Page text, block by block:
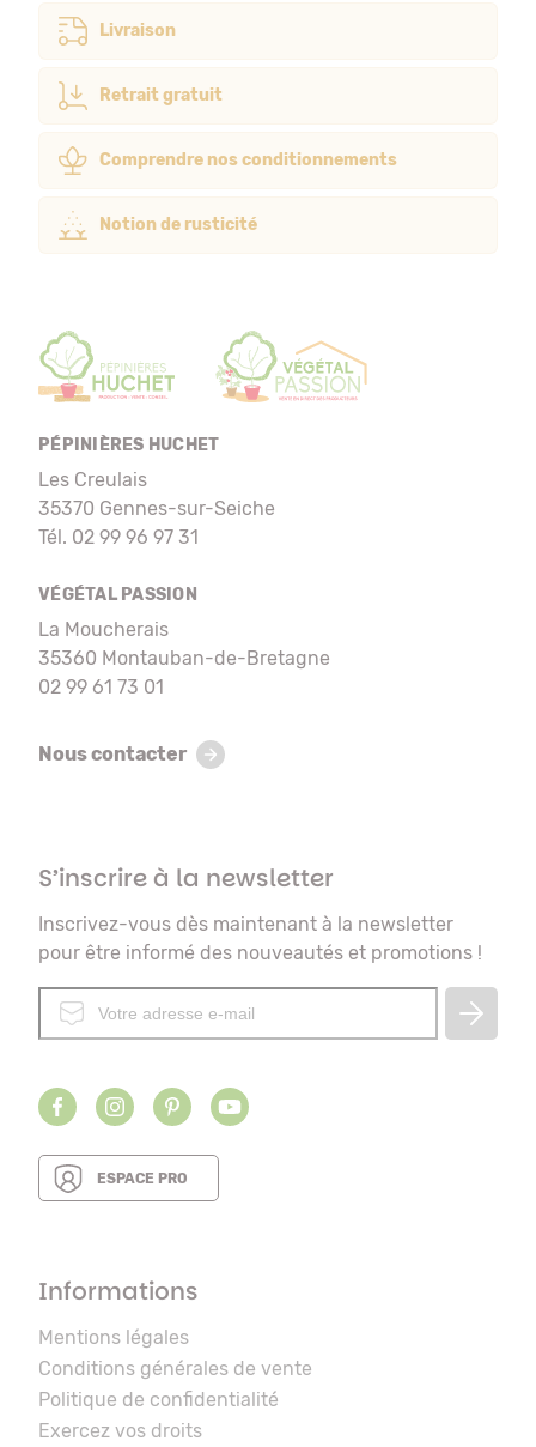
Livraison
Retrait gratuit
Comprendre nos conditionnements
Notion de rusticité
PÉPINIÈRES HUCHET
Les Creulais
35370 Gennes-sur-Seiche
Tél. 02 99 96 97 31
VÉGÉTAL PASSION
La Moucherais
35360 Montauban-de-Bretagne
02 99 61 73 01
Nous contacter
S’inscrire à la newsletter
Inscrivez-vous dès maintenant à la newsletter
pour être informé des nouveautés et promotions !
ESPACE PRO
Informations
Mentions légales
Conditions générales de vente
Politique de confidentialité
Exercez vos droits